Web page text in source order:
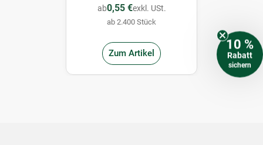
mm
ab0,55 €exkl. USt.
ab 2.400 Stück
Zum Artikel
10 %
Rabatt
sichern